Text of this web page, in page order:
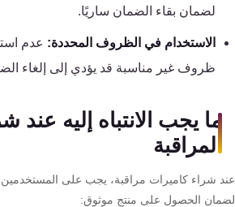
لضمان بقاء الضمان ساريًا.
الاستخدام في الظروف المحددة:عدم
ظروف غير مناسبة قد يؤدي إلى إلغاء
ما يجب الانتباه إليه عند
المراقبة
شراء كاميرات مراقبة، يجب على المستخدمين
الحصول على منتج موثوق: